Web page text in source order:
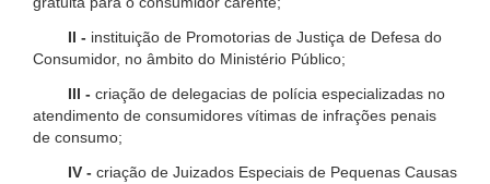
II - instituição de Promotorias de Justiça de Defesa do
Consumidor, no âmbito do Ministério Público;
III - criação de delegacias de polícia especializadas no
atendimento de consumidores vítimas de infrações penais
de consumo;
IV - criação de Juizados Especiais de Pequenas Causas